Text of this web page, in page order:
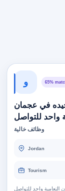
و 65%
في عجمان
واحد للتواصل
وظائف خالية
Jordan
Tourism
واحد للتواصل